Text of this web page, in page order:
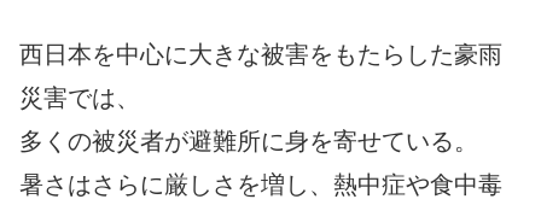
西日本を中心に大きな被害をもたらした豪雨
災害では、
多くの被災者が避難所に身を寄せている。
暑さはさらに厳しさを増し、熱中症や食中毒